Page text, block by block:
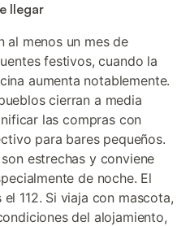
llegar
al menos un mes de
festivos, cuando la
aumenta notablemente.
cierran a media
las compras con
para bares pequeños.
estrechas y conviene
de noche. El
112. Si viaja con mascota,
del alojamiento,